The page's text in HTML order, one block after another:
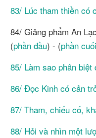
83/ Lúc tham thiền có
84/ Giảng phẩm An
(phần đầu) - (phần cuối
85/ Làm sao phân
86/ Đọc Kinh có cản
87/ Tham, chiếu cố,
88/ Hỏi và nhìn một